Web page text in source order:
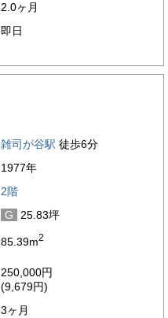
2.0ヶ月
即日
雑司が谷駅 徒歩6分
1977年
2階
G
25.83坪
85.39m2
250,000円
(9,679円)
3ヶ月